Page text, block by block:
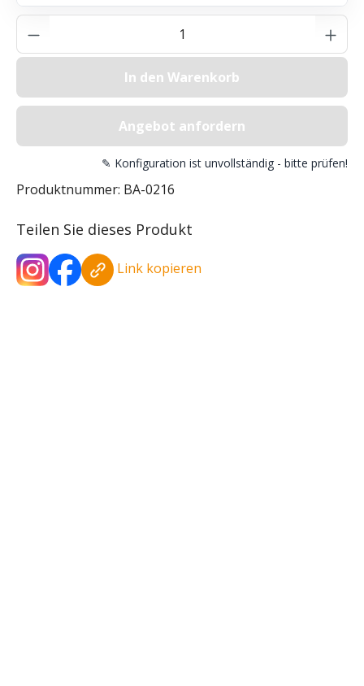
Produkt Anzahl: Gib den gewünschten
In den Warenkorb
Angebot anfordern
✎ Konfiguration ist unvollständig - bitte prüfen!
Produktnummer: BA-0216
Teilen Sie dieses Produkt
Link kopieren